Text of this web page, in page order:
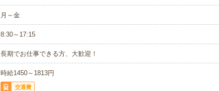
月～金
8:30～17:15
長期でお仕事できる方、大歓迎！
時給1450～1813円
交通費